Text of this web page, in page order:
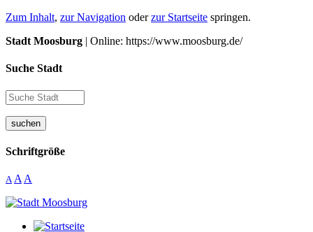
Zum Inhalt, zur Navigation oderzur Startseite springen.
Stadt Moosburg | Online: https://www.moosburg.de/
Suche Stadt
suchen
Schriftgröße
A A A